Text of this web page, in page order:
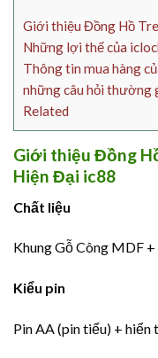
Giới thiệu Đồng Hồ
Những lợi thế của
Thông tin mua hàng
những câu hỏi thường
Related
Giới thiệu Đồng
Hiện Đại ic88
Chất liệu
Khung Gỗ Công MDF
Kiểu pin
Pin AA (pin tiểu) + hiển